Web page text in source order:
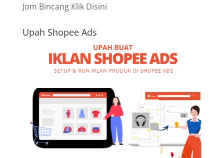
Jom Bincang Klik Disini
Upah Shopee Ads